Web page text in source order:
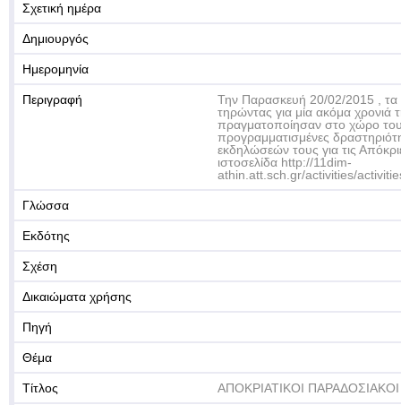
Σχετική ημέρα
Δημιουργός
Ημερομηνία
Περιγραφή
Την Παρασκευή 20/02/2015 ,
τηρώντας για μία ακόμα
πραγματοποίησαν στο χώρο
προγραμματισμένες
εκδηλώσεών τους για τις
ιστοσελίδα http://11dim-
athin.att.sch.gr/activities/
Γλώσσα
Εκδότης
Σχέση
Δικαιώματα χρήσης
Πηγή
Θέμα
Τίτλος ΑΠΟΚΡΙΑΤΙΚΟΙ